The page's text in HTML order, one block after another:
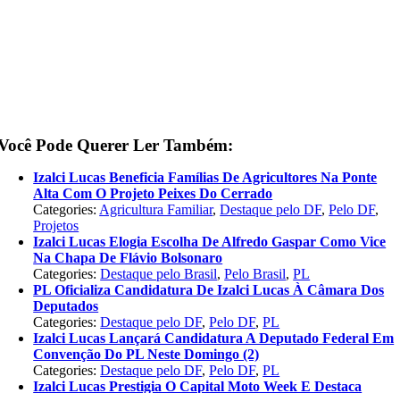
Pode Querer Ler Também:
Izalci Lucas Beneficia Famílias De Agricultores Na Ponte
Alta Com O Projeto Peixes Do Cerrado
Categories: Agricultura Familiar,Destaque pelo DF,Pelo DF,
Projetos
Izalci Lucas Elogia Escolha De Alfredo Gaspar Como Vice
Na Chapa De Flávio Bolsonaro
Categories:Destaque pelo Brasil,Pelo Brasil,PL
PL Oficializa Candidatura De Izalci Lucas À Câmara Dos
Deputados
Categories:Destaque pelo DF,Pelo DF,PL
Izalci Lucas Lançará Candidatura A Deputado Federal Em
Convenção Do PL Neste Domingo (2)
Categories:Destaque pelo DF,Pelo DF,PL
Izalci Lucas Prestigia O Capital Moto Week E Destaca